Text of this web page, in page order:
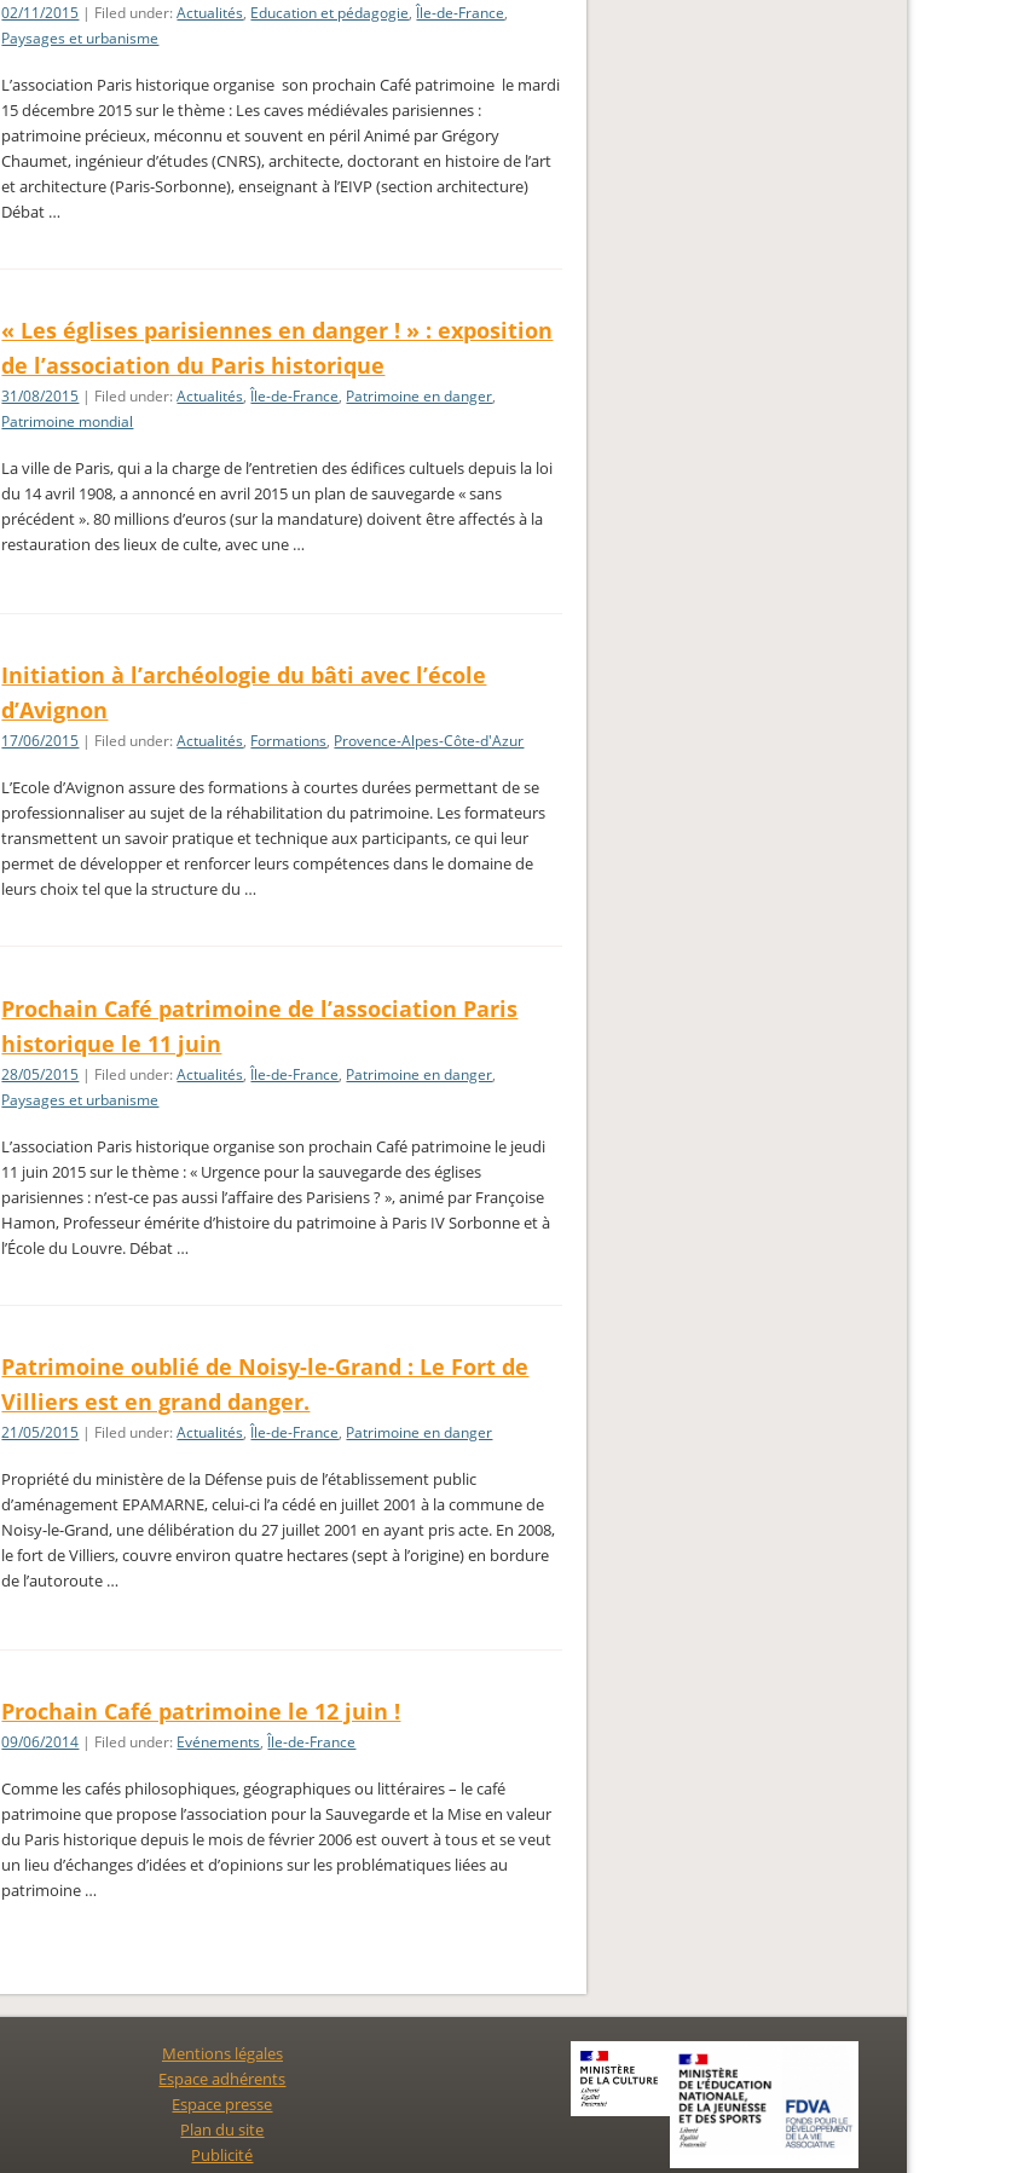
02/11/2015 | Filed under:Actualités, Education et pédagogie,Île-de-France,
Paysages et urbanisme
L’association Paris historique organise son prochain Café patrimoine le mardi
15 décembre 2015 sur le thème : Les caves médiévales parisiennes :
patrimoine précieux, méconnu et souvent en péril Animé par Grégory
Chaumet, ingénieur d’études (CNRS), architecte, doctorant en histoire de l’art
et architecture (Paris-Sorbonne), enseignant à l’EIVP (section architecture)
Débat …
« Les églises parisiennes en danger ! » : exposition
de l’association du Paris historique
31/08/2015 | Filed under:Actualités,Île-de-France, Patrimoine en danger,
Patrimoine mondial
La ville de Paris, qui a la charge de l’entretien des édifices cultuels depuis la loi
du 14 avril 1908, a annoncé en avril 2015 un plan de sauvegarde « sans
précédent ». 80 millions d’euros (sur la mandature) doivent être affectés à la
restauration des lieux de culte, avec une …
Initiation à l’archéologie du bâti avec l’école
d’Avignon
17/06/2015 | Filed under:Actualités, Formations, Provence-Alpes-Côte-d'Azur
L’Ecole d’Avignon assure des formations à courtes durées permettant de se
professionnaliser au sujet de la réhabilitation du patrimoine. Les formateurs
transmettent un savoir pratique et technique aux participants, ce qui leur
permet de développer et renforcer leurs compétences dans le domaine de
leurs choix tel que la structure du …
Prochain Café patrimoine de l’association Paris
historique le 11 juin
28/05/2015 | Filed under:Actualités,Île-de-France, Patrimoine en danger,
Paysages et urbanisme
L’association Paris historique organise son prochain Café patrimoine le jeudi
11 juin 2015 sur le thème : « Urgence pour la sauvegarde des églises
parisiennes : n’est-ce pas aussi l’affaire des Parisiens ? », animé par Françoise
Hamon, Professeur émérite d’histoire du patrimoine à Paris IV Sorbonne et à
l’École du Louvre. Débat …
Patrimoine oublié de Noisy-le-Grand : Le Fort de
Villiers est en grand danger.
21/05/2015 | Filed under:Actualités,Île-de-France, Patrimoine en danger
Propriété du ministère de la Défense puis de l’établissement public
d’aménagement EPAMARNE, celui-ci l’a cédé en juillet 2001 à la commune de
Noisy-le-Grand, une délibération du 27 juillet 2001 en ayant pris acte. En 2008,
le fort de Villiers, couvre environ quatre hectares (sept à l’origine) en bordure
de l’autoroute …
Prochain Café patrimoine le 12 juin !
09/06/2014 | Filed under: Evénements,Île-de-France
Comme les cafés philosophiques, géographiques ou littéraires – le café
patrimoine que propose l’association pour la Sauvegarde et la Mise en valeur
du Paris historique depuis le mois de février 2006 est ouvert à tous et se veut
un lieu d’échanges d’idées et d’opinions sur les problématiques liées au
patrimoine …
Mentions légales
Espace adhérents
Espace presse
Plan du site
Publicité